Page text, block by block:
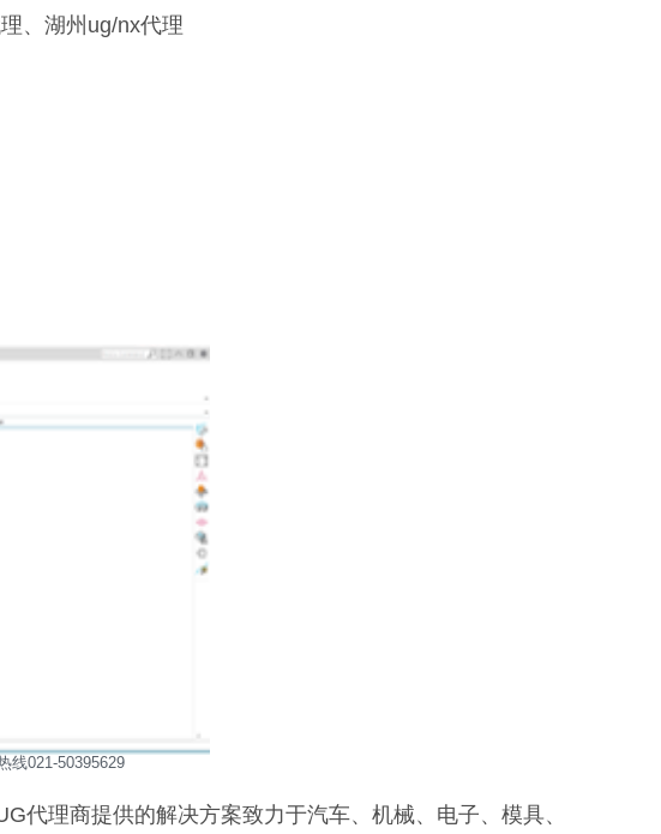
、湖州ug/nx代理
线021-50395629
代理商提供的解决方案致力于汽车、机械、电子、模具、